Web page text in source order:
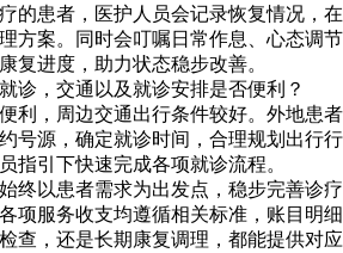
患者，医护人员会记录恢复情况，在
方案。同时会叮嘱日常作息、心态调节
复进度，助力状态稳步改善。
，交通以及就诊安排是否便利？
，周边交通出行条件较好。外地患者
号源，确定就诊时间，合理规划出行行
指引下快速完成各项就诊流程。
以患者需求为出发点，稳步完善诊疗
项服务收支均遵循相关标准，账目明细
查，还是长期康复调理，都能提供对应